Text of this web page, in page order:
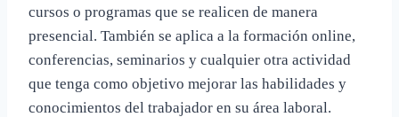
cursos o programas que se realicen de manera
presencial. También se aplica a la formación online,
conferencias, seminarios y cualquier otra actividad
que tenga como objetivo mejorar las habilidades y
conocimientos del trabajador en su área laboral.